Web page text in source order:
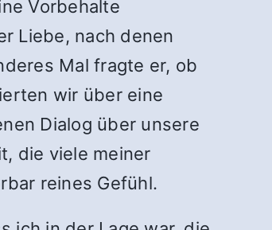
Vorbehalte
Liebe, nach denen
Mal fragte er, ob
wir über eine
Dialog über unsere
die viele meiner
reines Gefühl.